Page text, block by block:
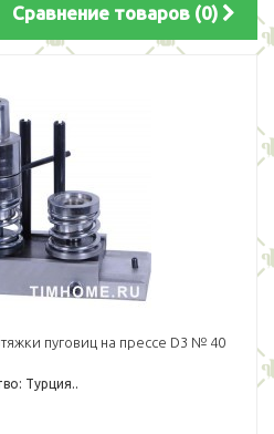
Сравнение товаров (0)
пуговиц на прессе D3 № 40
Турция..